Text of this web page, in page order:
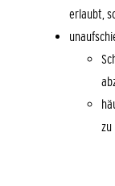
erlaubt,
zu